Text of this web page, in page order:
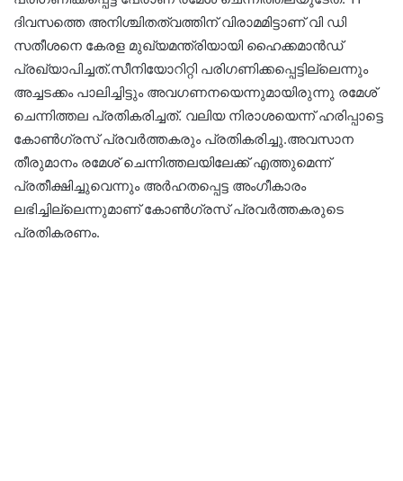
ദിവസത്തെ അനിശ്ചിതത്വത്തിന് വിരാമമിട്ടാണ് വി ഡി
സതീശനെ കേരള മുഖ്യമന്ത്രിയായി ഹൈക്കമാൻഡ്
പ്രഖ്യാപിച്ചത്.സീനിയോറിറ്റി പരി​ഗണിക്കപ്പെട്ടില്ലെന്നും
അച്ചടക്കം പാലിച്ചിട്ടും അവ​ഗണനയെന്നുമായിരുന്നു രമേശ്
ചെന്നിത്തല പ്രതികരിച്ചത്. വലിയ നിരാശയെന്ന് ഹരിപ്പാട്ടെ
കോൺഗ്രസ്‌ പ്രവർത്തകരും പ്രതികരിച്ചു.അവസാന
തീരുമാനം രമേശ് ചെന്നിത്തലയിലേക്ക് എത്തുമെന്ന്
പ്രതീക്ഷിച്ചുവെന്നും അർഹതപ്പെട്ട അംഗീകാരം
ലഭിച്ചില്ലെന്നുമാണ് കോണ്‍ഗ്രസ് പ്രവര്‍ത്തകരുടെ
പ്രതികരണം.